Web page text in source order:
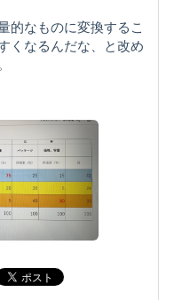
的なものに変換するこ
くなるんだな、と改め